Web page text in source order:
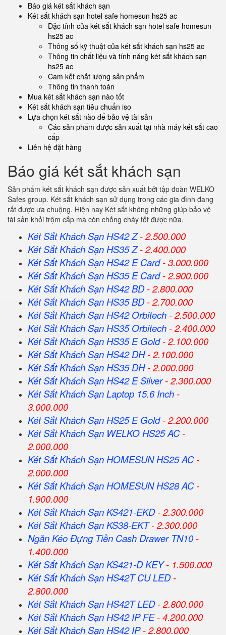
Báo giá két sắt khách sạn
Két sắt khách sạn hotel safe homesun hs25 ac
Đặc tính của két sắt khách sạn hotel safe homesun
hs25 ac
Thông số kỹ thuật của két sắt khách sạn hs25 ac
Thông tin chất liệu và tính năng két sắt khách sạn
hs25 ac
Cam kết chất lượng sản phẩm
Thông tin thanh toán
Mua két sắt khách sạn nào tốt
Két sắt khách sạn tiêu chuẩn iso
Lựa chọn két sắt nào để bảo vệ tài sản
Các sản phẩm được sản xuất tại nhà máy két sắt cao
cấp
Liên hệ đặt hàng
Báo giá két sắt khách sạn
Sản phẩm két sắt khách sạn được sản xuất bởi tập đoàn WELKO
Safes group. Két sắt khách sạn sử dụng trong các gia đình đang
rất được ưa chuộng. Hiện nay Két sắt không những giúp bảo vệ
tài sản khỏi trộm cắp mà còn chống cháy tốt được nữa.
Két Sắt Khách Sạn HS42 Z- 2.500.000
Két Sắt Khách Sạn HS35 Z- 2.400.000
Két Sắt Khách Sạn HS42 E Card- 3.000.000
Két Sắt Khách Sạn HS35 E Card- 2.900.000
Két Sắt Khách Sạn HS42 BD- 2.800.000
Két Sắt Khách Sạn HS35 BD- 2.700.000
Két Sắt Khách Sạn HS42 Orbitech - 2.500.000
Két Sắt Khách Sạn HS35 Orbitech - 2.400.000
Két Sắt Khách Sạn HS35 E Gold- 2.100.000
Két Sắt Khách Sạn HS42 DH- 2.100.000
Két Sắt Khách Sạn HS35 DH- 2.000.000
Két Sắt Khách Sạn HS42 E Silver- 2.300.000
Két Sắt Khách Sạn Laptop 15.6 Inch -
3.000.000
Két Sắt Khách Sạn HS25 E Gold- 2.200.000
Két Sắt Khách Sạn WELKO HS25 AC-
2.000.000
Két Sắt Khách Sạn HOMESUN HS25 AC-
2.000.000
Két Sắt Khách Sạn HOMESUN HS28 AC-
1.900.000
Két Sắt Khách Sạn KS421-EKD- 2.300.000
Két Sắt Khách Sạn KS38-EKT- 2.300.000
Ngăn Kéo Đựng Tiền Cash Drawer TN10-
1.400.000
Két Sắt Khách Sạn KS421-D KEY- 1.500.000
Két Sắt Khách Sạn HS42T CU LED-
2.800.000
Két Sắt Khách Sạn HS42T LED- 2.800.000
Két Sắt Khách Sạn HS42 IP FE- 4.200.000
Két Sắt Khách Sạn HS42 IP- 2.800.000